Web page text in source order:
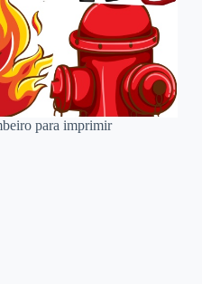
para imprimir